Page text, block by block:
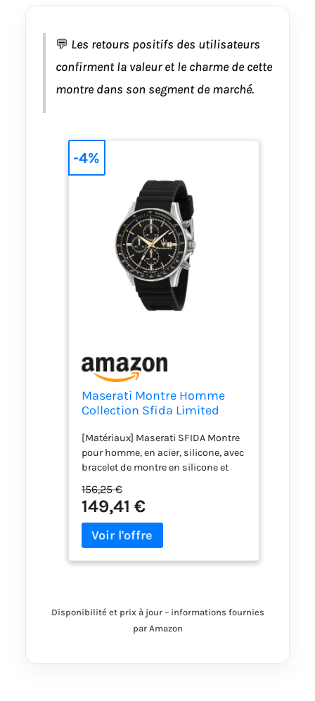
💬 Les retours positifs des utilisateurs
confirment la valeur et le charme de cette
montre dans son segment de marché.
Maserati Montre Homme
Collection Sfida Limited
Quartz-R8871640005
[Matériaux] Maserati SFIDA Montre
pour homme, en acier, silicone, avec
bracelet de montre en silicone et
analogique avec mouvement à
quartz et fonction chronographe
[Caractéristiques] Le boîtier de la
montre mesure 44mm de diamètre,
[Packaging] Boîte originale Maserati
et garantie 2 ans
156,25 €
149,41 €
-4%
Disponibilité et prix à jour – informations fournies
par Amazon